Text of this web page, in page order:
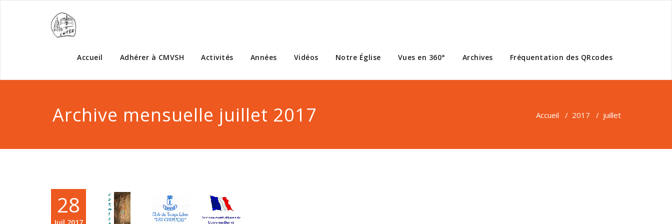
Accueil Adhérer à CMVSH Activités Années Vidéos Notre Église Vues en 360° Archives Fréquentation des QRcodes
Archive mensuelle juillet 2017 Accueil / 2017 / juillet
28